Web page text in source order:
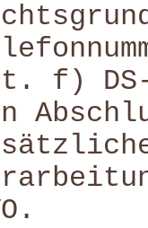
f) DS-